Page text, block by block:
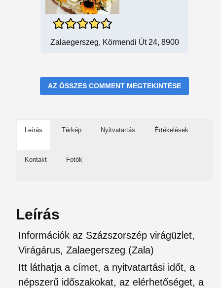
Zalaegerszeg, Körmendi Út 24, 8900
AZ ÖSSZES COMMENT MEGTEKINTÉSE
Leírás Térkép Nyitvatartás Értékelések
Kontakt Fotók
Leírás
Információk az Százszorszép virágüzlet,
Virágárus, Zalaegerszeg (Zala)
Itt láthatja a címet, a nyitvatartási időt, a
népszerű időszakokat, az elérhetőséget, a